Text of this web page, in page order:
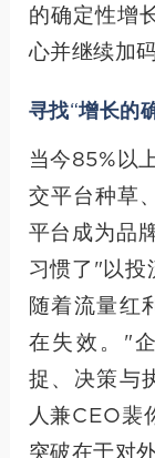
的确定性增
心并继续加
寻找“增长的
当今85%以
交平台种草
平台成为品
习惯了"以投
随着流量红
在失效。"
捉、决策与
人兼CEO裴
突破在于对